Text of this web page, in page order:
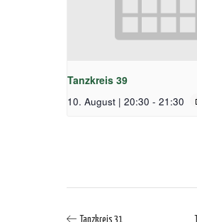
Tanzkreis 39
10. August | 20:30 - 21:30
Tanzkreis 31